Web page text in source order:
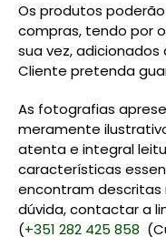
Os produtos
compras, tendo por
sua vez,
Cliente pretenda
As fotografias
meramente
atenta e integral
características
encontram descritas
dúvida, contactar a
(+351 282 425 858